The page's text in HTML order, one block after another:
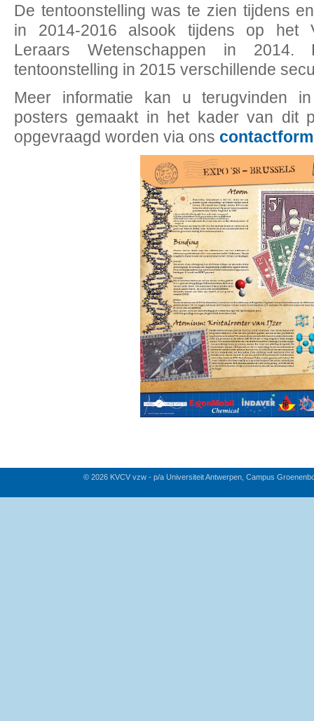
De tentoonstelling was te zien tijdens
in 2014-2016 alsook tijdens op het
Leraars Wetenschappen in 2014.
tentoonstelling in 2015 verschillende
Meer informatie kan u terugvinden
posters gemaakt in het kader van dit
opgevraagd worden via ons
© 2026 KVCV vzw - p/a Universiteit Antwerpen, Campus